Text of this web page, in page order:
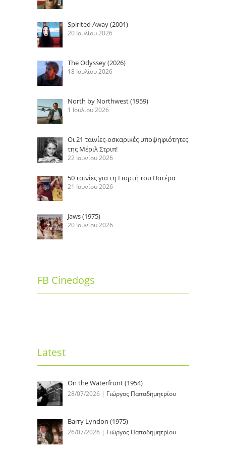
Spirited Away (2001)
20 Ιουλίου 2026
The Odyssey (2026)
18 Ιουλίου 2026
North by Northwest (1959)
1 Ιουλίου 2026
Οι 21 ταινίες-οσκαρικές υποψηφιότητες
της Μέριλ Στριπ!
22 Ιουνίου 2026
50 ταινίες για τη Γιορτή του Πατέρα
21 Ιουνίου 2026
Jaws (1975)
20 Ιουνίου 2026
FB Cinedogs
Latest
On the Waterfront (1954)
28/07/2026 | Γιώργος Παπαδημητρίου
Barry Lyndon (1975)
26/07/2026 | Γιώργος Παπαδημητρίου